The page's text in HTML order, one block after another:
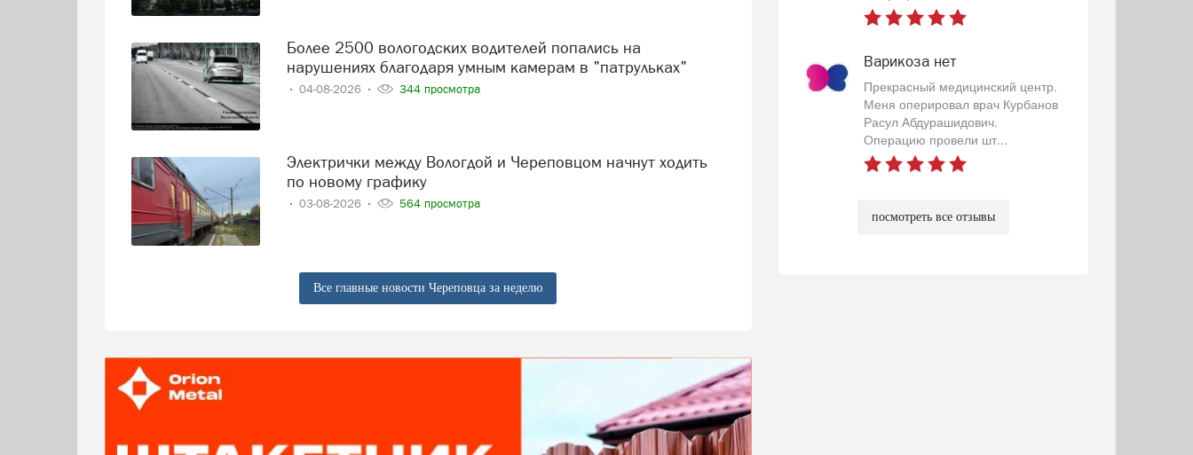
Более 2500 вологодских водителей попались на
нарушениях благодаря умным камерам в "патрульках"
04-08-2026 344 просмотра
Электрички между Вологдой и Череповцом начнут ходить
по новому графику
03-08-2026 564 просмотра
Все главные новости Череповца за неделю
Варикоза нет
Прекрасный медицинский центр.
Меня оперировал врач Курбанов
Расул Абдурашидович.
Операцию провели шт...
посмотреть все отзывы